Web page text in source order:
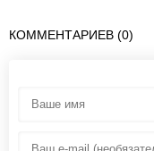
КОММЕНТАРИЕВ (0)